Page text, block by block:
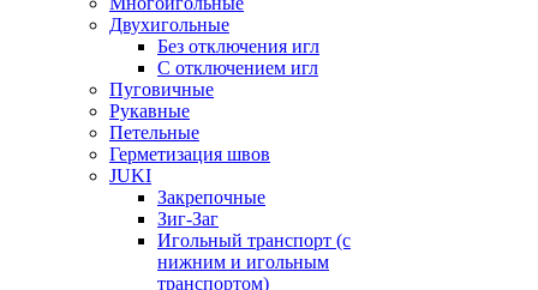
Двухигольные
Без отключения игл
С отключением игл
Пуговичные
Рукавные
Петельные
Герметизация швов
JUKI
Закрепочные
Зиг-Заг
Игольный транспорт (с
нижним и игольным
транспортом)